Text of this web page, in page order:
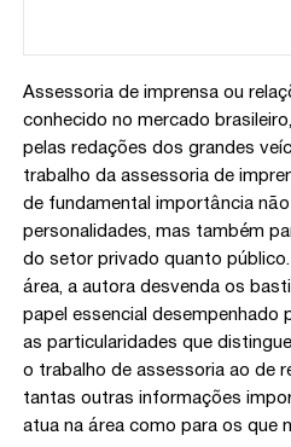
Assessoria de imprensa ou
conhecido no mercado
pelas redações dos grandes
trabalho da assessoria de
de fundamental importância
personalidades, mas também
do setor privado quanto
área, a autora desvenda os
papel essencial desempenhado
as particularidades que
o trabalho de assessoria ao de
tantas outras informações
atua na área como para os que